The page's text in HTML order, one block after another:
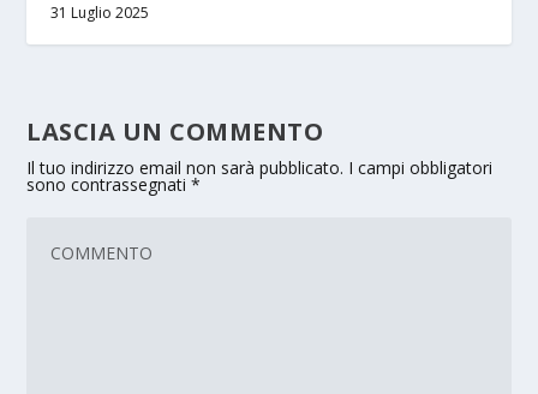
31 Luglio 2025
LASCIA UN COMMENTO
Il tuo indirizzo email non sarà pubblicato. I campi obbligatori
sono contrassegnati*